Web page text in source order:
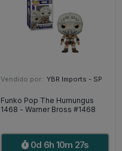
Vendido por: YBR Imports - SP
Funko Pop The Humungus
1468 - Warner Bross #1468
0d 6h 10m 26s